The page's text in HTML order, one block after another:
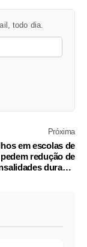
todo dia.
Próxima
em escolas de
redução de
durante